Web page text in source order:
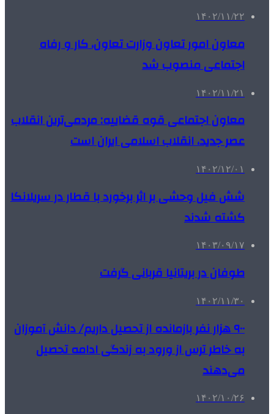
۱۴۰۲/۱۱/۲۲
معاون امور تعاون وزارت تعاون، کار و رفاه
اجتماعی منصوب شد
۱۴۰۲/۱۱/۲۱
معاون اجتماعی قوه قضاییه: مردمی‌ترین انقلاب
عصر جدید، انقلاب اسلامی ایران است
۱۴۰۲/۱۲/۰۱
شش فیل وحشی بر اثر برخورد با قطار در سریلانکا
کشته شدند
۱۴۰۳/۰۹/۱۷
طوفان در بریتانیا قربانی گرفت
۱۴۰۲/۱۱/۳۰
۹۰۰ هزار نفر بازمانده از تحصیل داریم/ دانش آموزان
به خاطر ترس از ورود به زندگی ادامه تحصیل
می‌دهند
۱۴۰۲/۱۰/۲۶